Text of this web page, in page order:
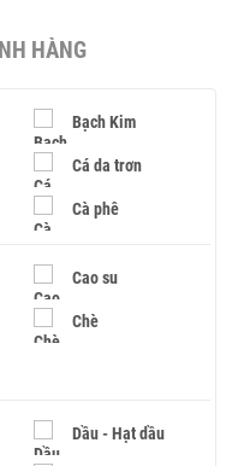
HÀNG
Bạch Kim
Cá da trơn
Cà phê
Cao su
Chè
Dầu - Hạt dầu